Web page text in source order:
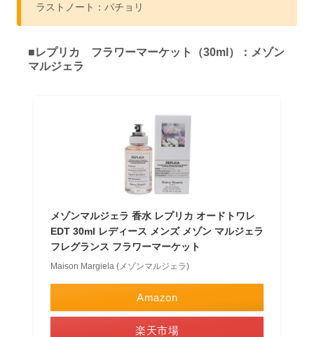
ラストノート：パチョリ
■レプリカ フラワーマーケット（30ml）：メゾン
マルジェラ
メゾンマルジェラ 香水 レプリカ オードトワレ
EDT 30ml レディース メンズ メゾン マルジェラ
フレグランス フラワーマーケット
Maison Margiela (メゾンマルジェラ)
Amazon
楽天市場